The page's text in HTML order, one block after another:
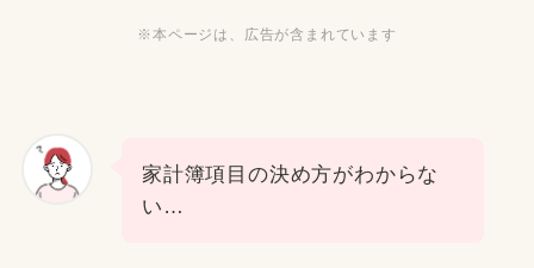
※本ページは、広告が含まれています
家計簿項目の決め方がわからな
い…